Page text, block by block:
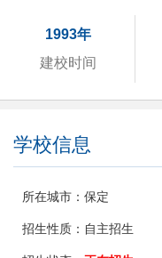
1993年
建校时间
学校信息
所在城市： 保定
招生性质： 自主招生